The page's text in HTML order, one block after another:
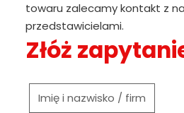
towaru zalecamy kontakt z
przedstawicielami.
Złóż